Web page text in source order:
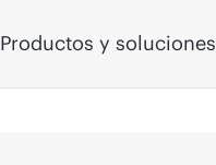
Productos y soluciones